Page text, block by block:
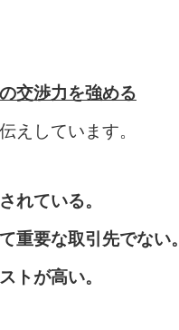
交渉力を強める
えしています。
れている。
重要な取引先でない。
トが高い。